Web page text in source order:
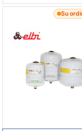
Su